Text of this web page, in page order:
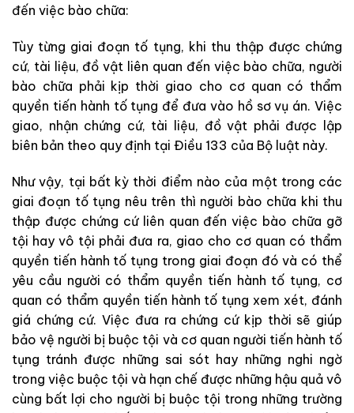
đến việc bào chữa:
Tùy từng giai đoạn tố tụng, khi thu thập được chứng
cứ, tài liệu, đồvật liên quan đến việc bào chữa, người
bào chữa phải kịp thời giao cho cơ quan có thẩm
quyền tiến hành tố tụng để đưa vào hồ sơvụ án.Việc
giao, nhận chứng cứ, tài liệu, đồvật phải được
lập
biên bản theo quy định tại Điều 133 của Bộ luật này.
Nhưvậy, tại bất kỳ thời điểm nào của một trong các
giai đoạn tố tụng nêu trên thì người bào chữa khi thu
thập được chứng cứ liên quan đếnviệc bào chữa gỡ
tội hayvô tội phải đưa ra, giao cho cơ quan có thẩm
quyền tiến hành tố tụng trong giai đoạn đó và có thể
yêu cầu người có thẩm quyền tiến hành tố tụng, cơ
quan có thẩm quyền tiến hành tố tụngxem xét, đánh
giá chứng cứ.Việc đưa ra chứng cứ kịp thời sẽ giúp
bảovệ người bị buộc tội và cơ quan người tiến hành tố
tụng tránh được những sai sót hay những nghi ngờ
trong việc buộc tội và hạn chế được những hậu quả vô
cùng bất lợi cho người bị buộc tội trong những trường